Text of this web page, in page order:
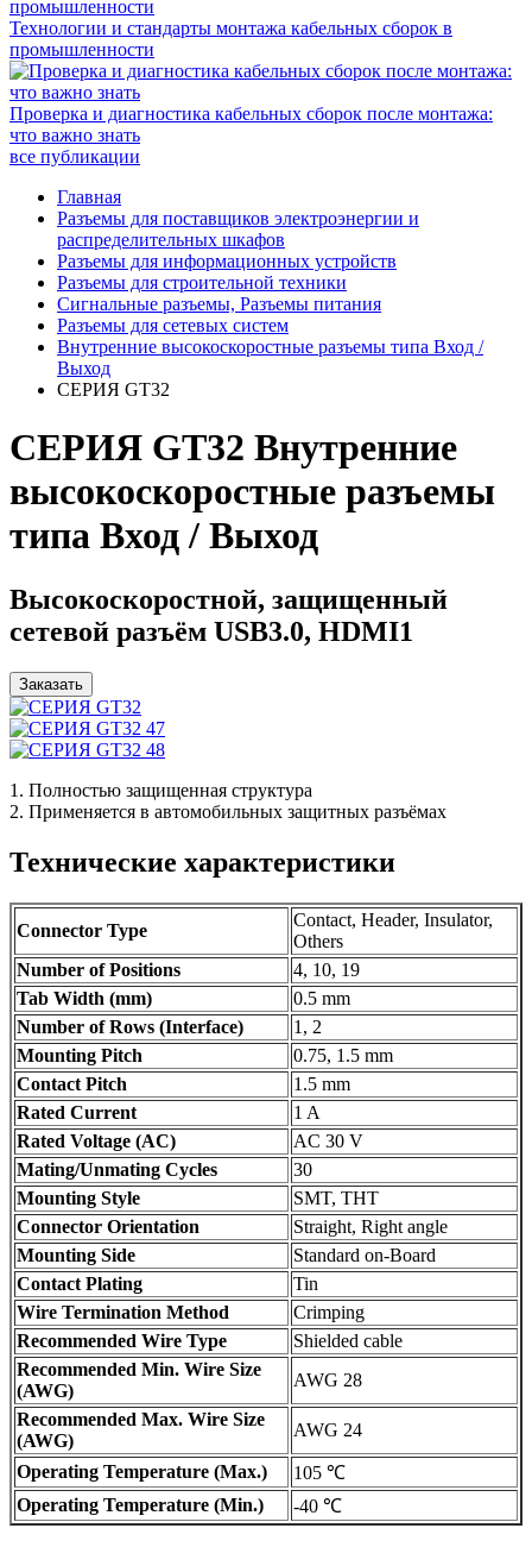
Технологии и стандарты монтажа кабельных сборок в
промышленности
Проверка и диагностика кабельных сборок после монтажа:
что важно знать
все публикации
Главная
Разъемы для поставщиков электроэнергии и
распределительных шкафов
Разъемы для информационных устройств
Разъемы для строительной техники
Сигнальные разъемы, Разъемы питания
Разъемы для сетевых систем
Внутренние высокоскоростные разъемы типа Вход /
Выход
СЕРИЯ GT32
СЕРИЯ GT32 Внутренние
высокоскоростные разъемы
типа Вход / Выход
Высокоскоростной, защищенный
сетевой разъём USB3.0, HDMI1
Заказать
1. Полностью защищенная структура
2. Применяется в автомобильных защитных разъёмах
Технические характеристики
Connector Type
Contact, Header, Insulator,
Others
Number of Positions
4, 10, 19
Tab Width (mm)
0.5 mm
Number of Rows (Interface)
1, 2
Mounting Pitch
0.75, 1.5 mm
Contact Pitch
1.5 mm
Rated Current
1 A
Rated Voltage (AC)
AC 30 V
Mating/Unmating Cycles
30
Mounting Style
SMT, THT
Connector Orientation
Straight, Right angle
Mounting Side
Standard on-Board
Contact Plating
Tin
Wire Termination Method
Crimping
Recommended Wire Type
Shielded cable
Recommended Min. Wire Size
(AWG)
AWG 28
Recommended Max. Wire Size
(AWG)
AWG 24
Operating Temperature (Max.)
105 ℃
Operating Temperature (Min.)
-40 ℃